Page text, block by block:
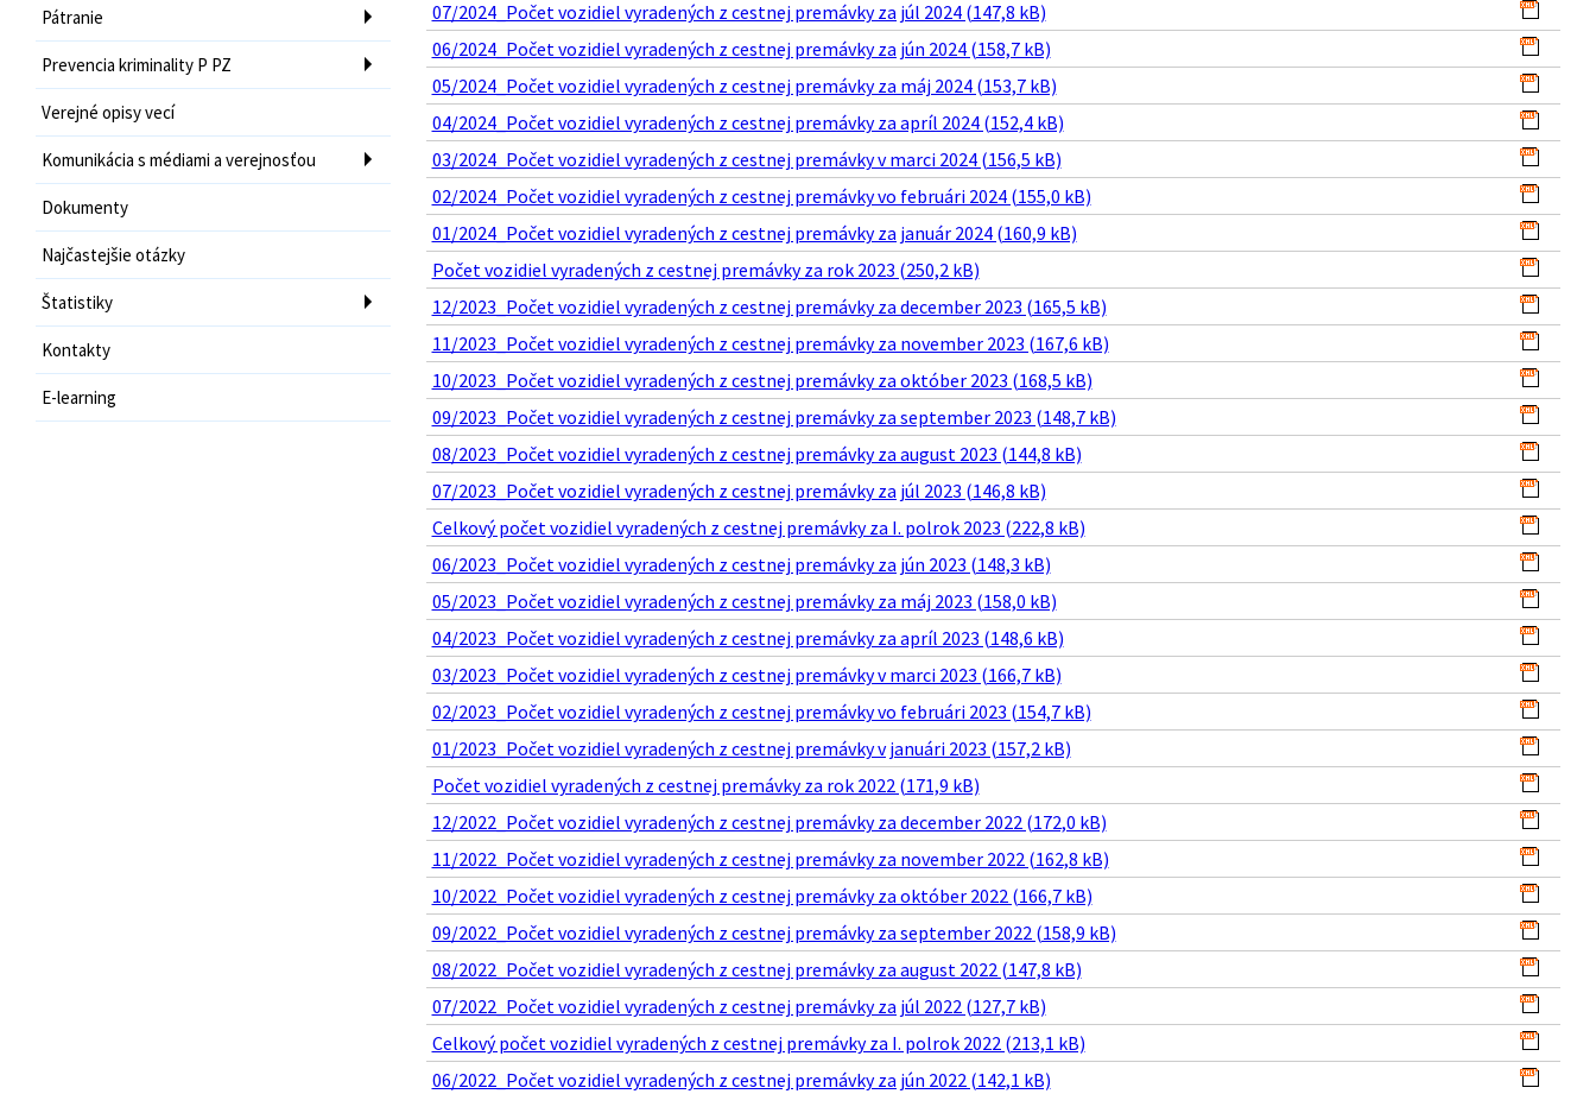
Pátranie
Prevencia kriminality P PZ
Verejné opisy vecí
Komunikácia s médiami a verejnosťou
Dokumenty
Najčastejšie otázky
Štatistiky
Kontakty
E-learning
07/2024_Počet vozidiel vyradených z cestnej premávky za júl 2024 (147,8 kB)
06/2024_Počet vozidiel vyradených z cestnej premávky za jún 2024 (158,7 kB)
05/2024_Počet vozidiel vyradených z cestnej premávky za máj 2024 (153,7 kB)
04/2024_Počet vozidiel vyradených z cestnej premávky za apríl 2024 (152,4 kB)
03/2024_Počet vozidiel vyradených z cestnej premávky v marci 2024 (156,5 kB)
02/2024_Počet vozidiel vyradených z cestnej premávky vo februári 2024 (155,0 kB)
01/2024_Počet vozidiel vyradených z cestnej premávky za január 2024 (160,9 kB)
Počet vozidiel vyradených z cestnej premávky za rok 2023 (250,2 kB)
12/2023_Počet vozidiel vyradených z cestnej premávky za december 2023 (165,5 kB)
11/2023_Počet vozidiel vyradených z cestnej premávky za november 2023 (167,6 kB)
10/2023_Počet vozidiel vyradených z cestnej premávky za október 2023 (168,5 kB)
09/2023_Počet vozidiel vyradených z cestnej premávky za september 2023 (148,7 kB)
08/2023_Počet vozidiel vyradených z cestnej premávky za august 2023 (144,8 kB)
07/2023_Počet vozidiel vyradených z cestnej premávky za júl 2023 (146,8 kB)
Celkový počet vozidiel vyradených z cestnej premávky za I. polrok 2023 (222,8 kB)
06/2023_Počet vozidiel vyradených z cestnej premávky za jún 2023 (148,3 kB)
05/2023_Počet vozidiel vyradených z cestnej premávky za máj 2023 (158,0 kB)
04/2023_Počet vozidiel vyradených z cestnej premávky za apríl 2023 (148,6 kB)
03/2023_Počet vozidiel vyradených z cestnej premávky v marci 2023 (166,7 kB)
02/2023_Počet vozidiel vyradených z cestnej premávky vo februári 2023 (154,7 kB)
01/2023_Počet vozidiel vyradených z cestnej premávky v januári 2023 (157,2 kB)
Počet vozidiel vyradených z cestnej premávky za rok 2022 (171,9 kB)
12/2022_Počet vozidiel vyradených z cestnej premávky za december 2022 (172,0 kB)
11/2022_Počet vozidiel vyradených z cestnej premávky za november 2022 (162,8 kB)
10/2022_Počet vozidiel vyradených z cestnej premávky za október 2022 (166,7 kB)
09/2022_Počet vozidiel vyradených z cestnej premávky za september 2022 (158,9 kB)
08/2022_Počet vozidiel vyradených z cestnej premávky za august 2022 (147,8 kB)
07/2022_Počet vozidiel vyradených z cestnej premávky za júl 2022 (127,7 kB)
Celkový počet vozidiel vyradených z cestnej premávky za I. polrok 2022 (213,1 kB)
06/2022_Počet vozidiel vyradených z cestnej premávky za jún 2022 (142,1 kB)